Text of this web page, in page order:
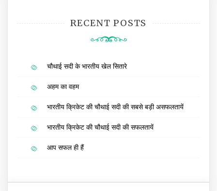
RECENT POSTS
चौथाई सदी के भारतीय खेल सितारे
अहम का वहम
भारतीय क्रिकेट की चौथाई सदी की सबसे बड़ी असफलतायें
भारतीय क्रिकेट की चौथाई सदी की सफलतायें
आप सफल ही हैं